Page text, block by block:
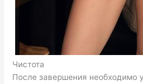
Чистота
После завершения необходимо